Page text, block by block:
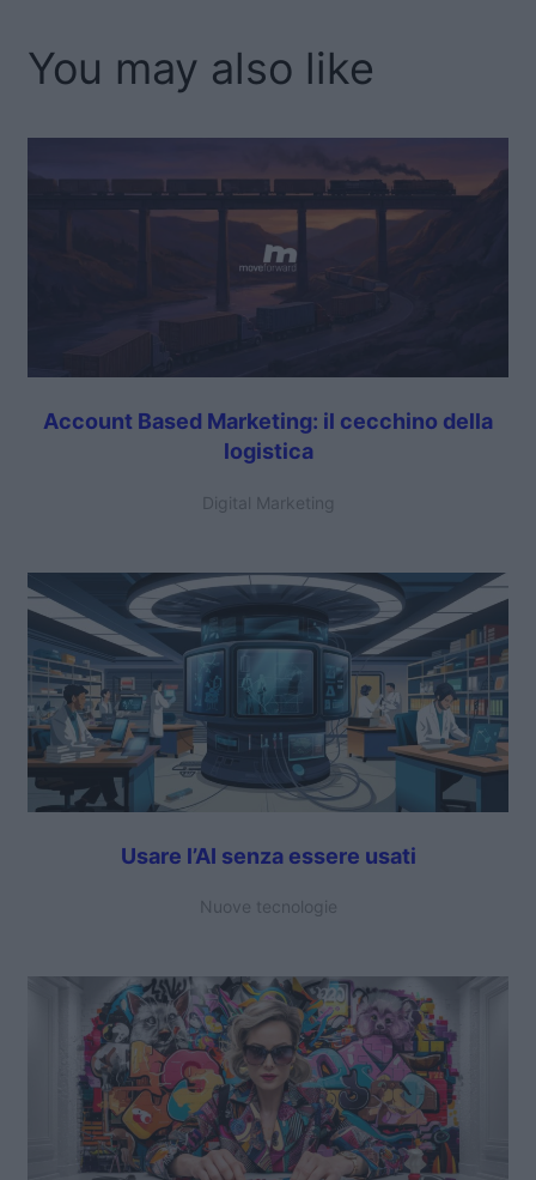
You may also like
Account Based Marketing: il cecchino della
logistica
Digital Marketing
Usare l’AI senza essere usati
Nuove tecnologie